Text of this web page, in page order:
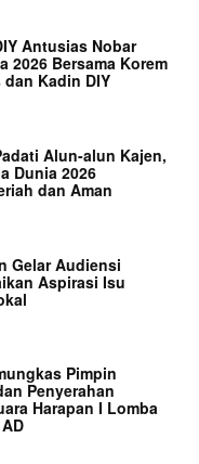
Antusias Nobar
2026 Bersama Korem
dan Kadin DIY
Alun-alun Kajen,
Dunia 2026
dan Aman
Gelar Audiensi
Aspirasi Isu
Pimpin
Penyerahan
Harapan I Lomba